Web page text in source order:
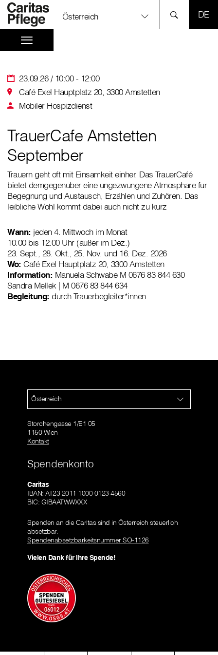
Österreich
23.09.26 / 10:00 - 12:00
Café Exel Hauptplatz 20, 3300 Amstetten
Mobiler Hospizdienst
TrauerCafe Amstetten
September
Trauern geht oft mit Einsamkeit einher. Das TrauerCafé
bietet demgegenüber eine ungezwungene Atmosphäre für
Begegnung und Austausch, Erzählen und Zuhören. Das
leibliche Wohl kommt dabei auch nicht zu kurz
Wann: jeden 4. Mittwoch im Monat
10:00 bis 12:00 Uhr (außer im Dez.)
23. Sept., 28. Okt., 25. Nov. und 16. Dez. 2026
Wo: Café Exel Hauptplatz 20, 3300 Amstetten
Information: Manuela Schwabe M 0676 83 844 630
Sandra Mellek | M 0676 83 844 634
Begleitung: durch Trauerbegleiter*innen
Österreich
Storchengasse 1/E1 05
1150 Wien
Kontakt
Spendenkonto
Caritas
IBAN: AT23 2011 1000 0123 4560
BIC: GIBAATWWXXX
Spenden an die Caritas sind in Österreich steuerlich
absetzbar.
Spendenabsetzbarkeitsnummer SO-1126
Vielen Dank für Ihre Spende!